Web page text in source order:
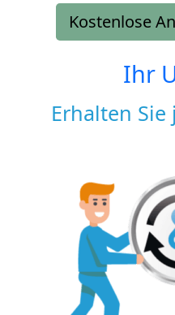
Kostenlose
Ihr
Erhalten